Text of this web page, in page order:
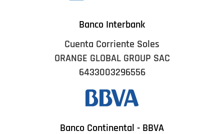
Banco Interbank
Cuenta Corriente Soles
ORANGE GLOBAL GROUP SAC
6433003296556
Banco Continental - BBVA